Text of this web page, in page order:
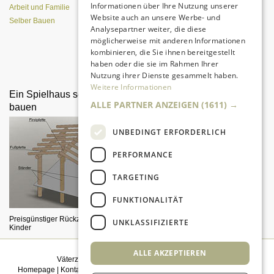
Arbeit und Familie
Selber Bauen
Da sind Kinder mit Begeisterung
dabei.
Ein Spielhaus selber
bauen
Preisgünstiger Rückzugsbereich für
Kinder
Väterzeit weiterempfehlen
Homepage
Kontakt
Informationen über Ihre Nutzung unserer
Website auch an unsere Werbe- und
Analysepartner weiter, die diese
möglicherweise mit anderen Informationen
kombinieren, die Sie ihnen bereitgestellt
haben oder die sie im Rahmen Ihrer
Nutzung ihrer Dienste gesammelt haben.
Weitere Informationen
ALLE PARTNER ANZEIGEN (1611) →
UNBEDINGT ERFORDERLICH
PERFORMANCE
TARGETING
FUNKTIONALITÄT
UNKLASSIFIZIERTE
ALLE AKZEPTIEREN